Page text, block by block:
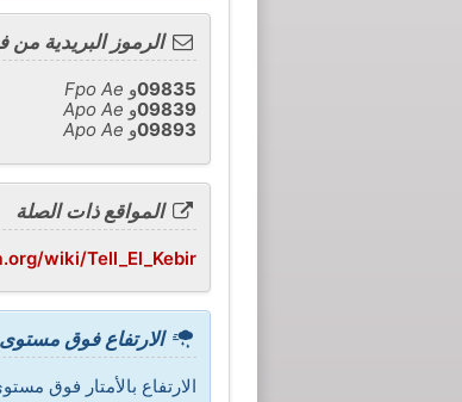
الرموز البريدية من
09835و Fpo Ae
09839و Apo Ae
09893و Apo Ae
المواقع ذات الصلة
wiki/Tell_El_Kebir
الارتفاع فوق
الارتفاع بالأمتار فوق